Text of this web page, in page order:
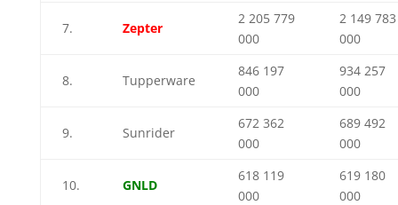
7. Zepter
2 205 779
000
2 149 783
000
8. Tupperware
846 197
000
934 257
000
9. Sunrider
672 362
000
689 492
000
10. GNLD
618 119
000
619 180
000